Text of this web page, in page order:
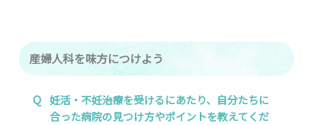
産婦人科を味方につけよう
Q 妊活・不妊治療を受けるにあたり、自分たちに
合った病院の見つけ方やポイントを教えてくだ